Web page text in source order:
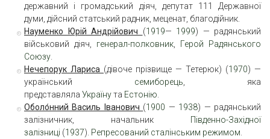
державний і громадський діяч, депутат 111 Державної
думи, дійсний статський радник, меценат, благодійник.
Науменко Юрій Андрійович (1919— 1999) — радянський
військовий діяч, генерал-полковник
Герой Радянського
Союзу
Нечепорук Лариса (дівоче прізвище — Тетерюк) (1970) —
український семиборець , яка
представляла Українута Естонію
Оболо́нний Василь Іванович (1900 — 1938) — радянський
залізничник, начальник
Південно-Західної
залізниці (1937). Репресований сталінським режимом